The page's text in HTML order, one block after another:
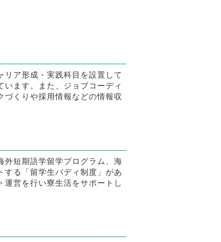
ア形成・実践科目を設置して
ます。また、ジョブコーディ
くりや採用情報などの情報収
短期語学留学プログラム、海
る「留学生バディ制度」があ
営を行い寮生活をサポートし